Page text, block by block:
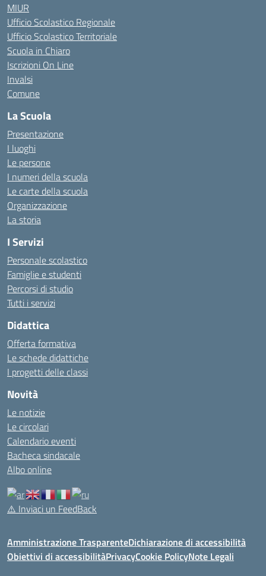
MIUR
Ufficio Scolastico Regionale
Ufficio Scolastico Territoriale
Scuola in Chiaro
Iscrizioni On Line
Invalsi
Comune
La Scuola
Presentazione
I luoghi
Le persone
I numeri della scuola
Le carte della scuola
Organizzazione
La storia
I Servizi
Personale scolastico
Famiglie e studenti
Percorsi di studio
Tutti i servizi
Didattica
Offerta formativa
Le schede didattiche
I progetti delle classi
Novità
Le notizie
Le circolari
Calendario eventi
Bacheca sindacale
Albo online
⚠️ Inviaci un FeedBack
Amministrazione TrasparenteDichiarazione di accessibilità
Obiettivi di accessibilitàPrivacyCookie PolicyNote Legali